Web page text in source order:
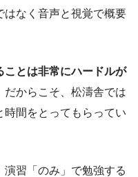
はなく音声と視覚で概要
ことは非常にハードルが
だからこそ、松濤舎では
間をとってもらってい
習「のみ」で勉強する